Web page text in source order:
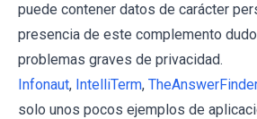
puede contener datos de carácter
presencia de este complemento
problemas graves de privacidad.
Infonaut, IntelliTerm, TheAnswerFinder
solo unos pocos ejemplos de